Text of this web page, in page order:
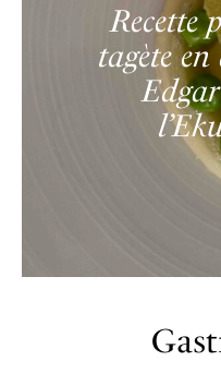
Recette
tagète